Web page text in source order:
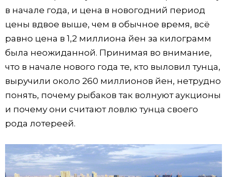
в начале года, и цена в новогодний период
цены вдвое выше, чем в обычное время, всё
равно цена в 1,2 миллиона йен за килограмм
была неожиданной. Принимая во внимание,
что в начале нового года те, кто выловил тунца,
выручили около 260 миллионов йен, нетрудно
понять, почему рыбаков так волнуют аукционы
и почему они считают ловлю тунца своего
рода лотереей.